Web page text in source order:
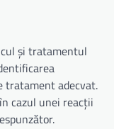
și tratamentul
tratament adecvat.
cazul unei reacții